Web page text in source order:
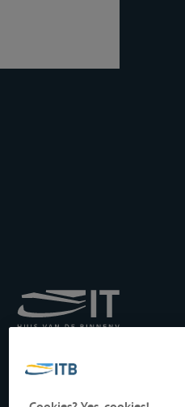
Transport auf der
Drukpersstraat 19